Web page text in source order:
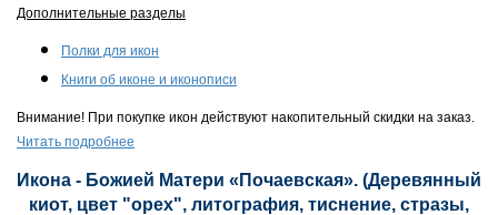
Дополнительные разделы
Полки для икон
Книги об иконе и иконописи
Внимание! При покупке икон действуют накопительный скидки на заказ.
Читать подробнее
Икона - Божией Матери «Почаевская». (Деревянный
киот, цвет "орех", литография, тиснение, стразы,